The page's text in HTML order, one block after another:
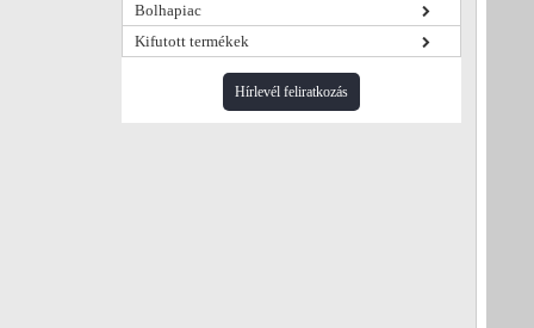
Bolhapiac
Kifutott termékek
Hírlevél feliratkozás